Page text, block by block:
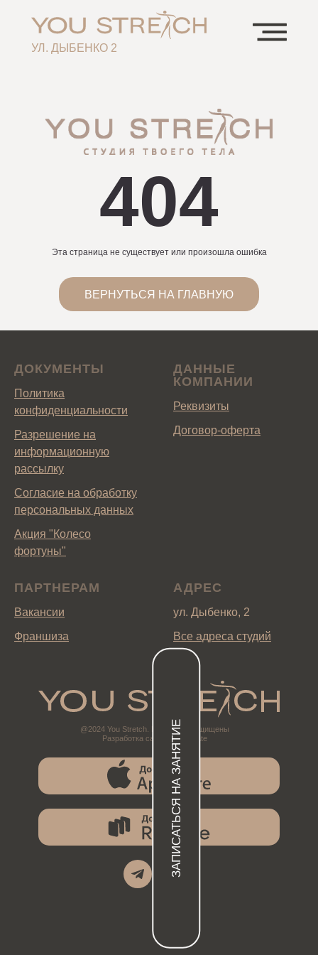
УЛ. ДЫБЕНКО 2
404
ВЕРНУТЬСЯ НА ГЛАВНУЮ
Эта страница не существует или произошла ошибка
ДОКУМЕНТЫ
Политика
конфиденциальности
Разрешение на
информационную
рассылку
Согласие на обработку
персональных данных
Акция "Колесо
фортуны"
ДАННЫЕ
КОМПАНИИ
Реквизиты
Договор-оферта
ПАРТНЕРАМ
Вакансии
Франшиза
АДРЕС
ул. Дыбенко, 2
Все адреса студий
@2024 You Stretch. Все права защищены
Разработка сайтов @katikate